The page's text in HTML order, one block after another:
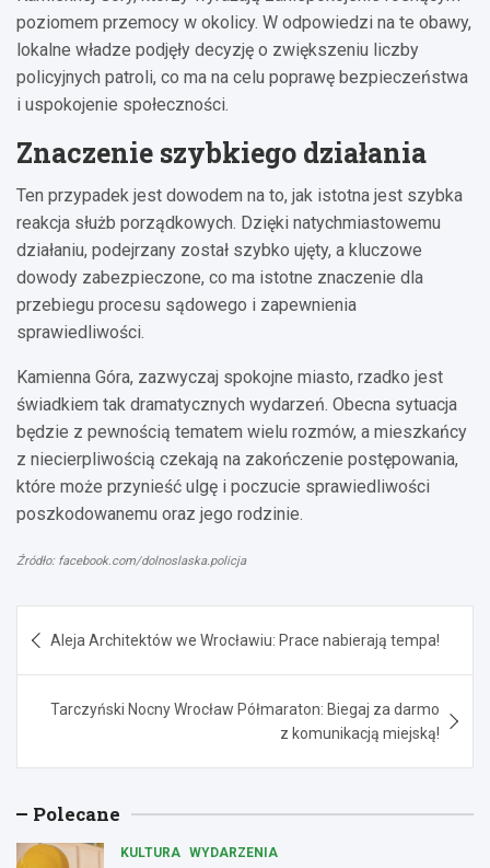
poziomem przemocy w okolicy. W odpowiedzi na te obawy,
lokalne władze podjęły decyzję o zwiększeniu liczby
policyjnych patroli, co ma na celu poprawę bezpieczeństwa
i uspokojenie społeczności.
Znaczenie szybkiego działania
Ten przypadek jest dowodem na to, jak istotna jest szybka
reakcja służb porządkowych. Dzięki natychmiastowemu
działaniu, podejrzany został szybko ujęty, a kluczowe
dowody zabezpieczone, co ma istotne znaczenie dla
przebiegu procesu sądowego i zapewnienia
sprawiedliwości.
Kamienna Góra, zazwyczaj spokojne miasto, rzadko jest
świadkiem tak dramatycznych wydarzeń. Obecna sytuacja
będzie z pewnością tematem wielu rozmów, a mieszkańcy
z niecierpliwością czekają na zakończenie postępowania,
które może przynieść ulgę i poczucie sprawiedliwości
poszkodowanemu oraz jego rodzinie.
Źródło: facebook.com/dolnoslaska.policja
wpisu
Aleja Architektów we Wrocławiu: Prace nabierają tempa!
Tarczyński Nocny Wrocław Półmaraton: Biegaj za darmo
z komunikacją miejską!
Polecane
KULTURA WYDARZENIA